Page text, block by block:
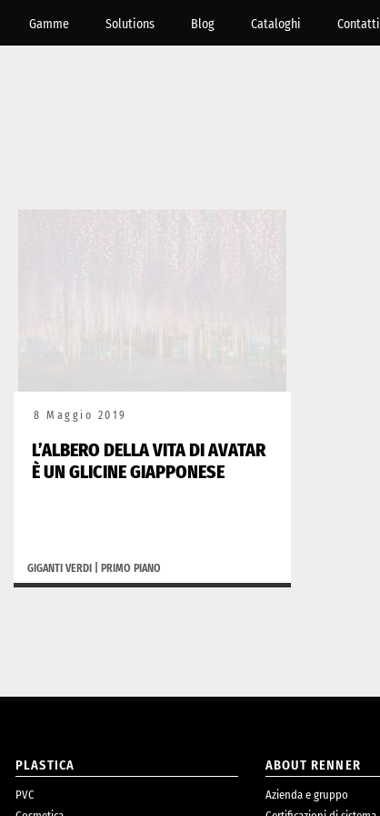
Gamme Solutions Blog Cataloghi Contatti
8 Maggio 2019
L’ALBERO DELLA VITA DI AVATAR
È UN GLICINE GIAPPONESE
GIGANTI VERDI PRIMO PIANO
PLASTICA
PVC
ABOUT RENNER
Azienda e gruppo